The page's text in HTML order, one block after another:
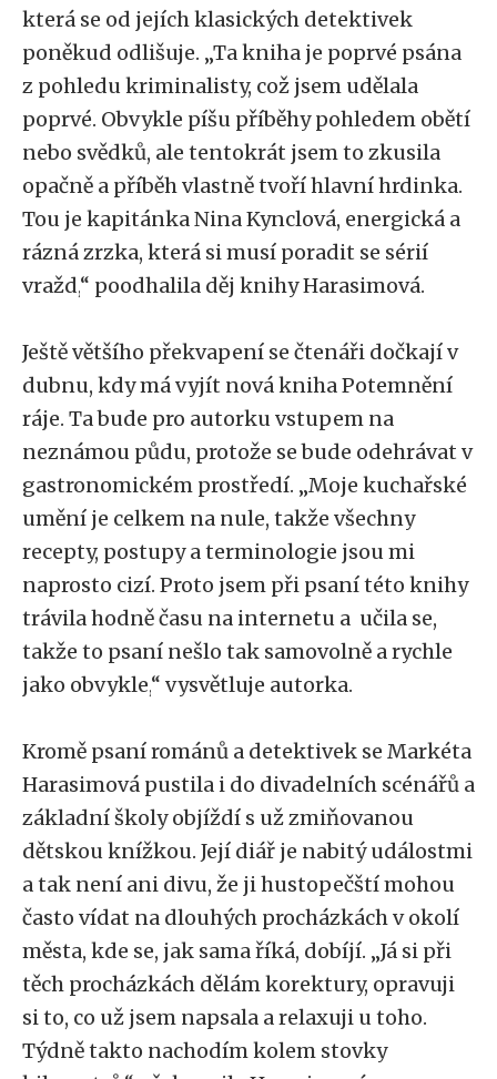
která se od jejích klasických detektivek
poněkud odlišuje. „Ta kniha je poprvé psána
z pohledu kriminalisty, což jsem udělala
poprvé. Obvykle píšu příběhy pohledem obětí
nebo svědků, ale tentokrát jsem to zkusila
opačně a příběh vlastně tvoří hlavní hrdinka.
Tou je kapitánka Nina Kynclová, energická a
rázná zrzka, která si musí poradit se sérií
vražd,“ poodhalila děj knihy Harasimová.
Ještě většího překvapení se čtenáři dočkají v
dubnu, kdy má vyjít nová kniha Potemnění
ráje. Ta bude pro autorku vstupem na
neznámou půdu, protože se bude odehrávat v
gastronomickém prostředí. „Moje kuchařské
umění je celkem na nule, takže všechny
recepty, postupy a terminologie jsou mi
naprosto cizí. Proto jsem při psaní této knihy
trávila hodně času na internetu a učila se,
takže to psaní nešlo tak samovolně a rychle
jako obvykle,“ vysvětluje autorka.
Kromě psaní románů a detektivek se Markéta
Harasimová pustila i do divadelních scénářů a
základní školy objíždí s už zmiňovanou
dětskou knížkou. Její diář je nabitý událostmi
a tak není ani divu, že ji hustopečští mohou
často vídat na dlouhých procházkách v okolí
města, kde se, jak sama říká, dobíjí. „Já si při
těch procházkách dělám korektury, opravuji
si to, co už jsem napsala a relaxuji u toho.
Týdně takto nachodím kolem stovky